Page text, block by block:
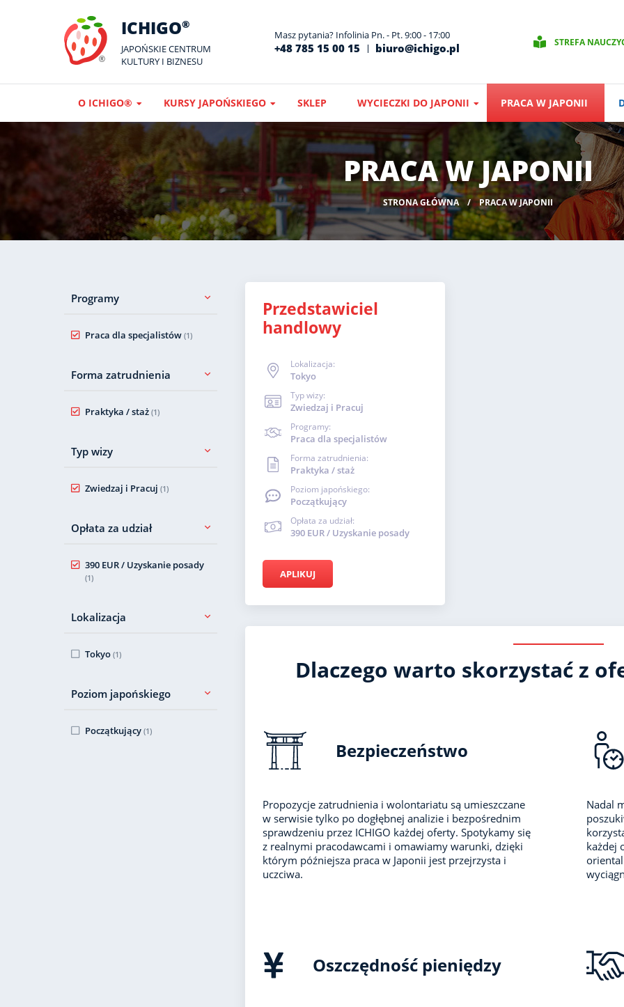
ICHIGO®
JAPOŃSKIE CENTRUM
KULTURY I BIZNESU
Masz pytania? Infolinia Pn. - Pt. 9:00 - 17:00
+48 785 15 00 15 biuro@ichigo.pl STREFA
O ICHIGO® KURSY JAPOŃSKIEGO SKLEP WYCIECZKI DO JAPONII PRACA W JAPONII
PRACA W JAPONII
STRONA GŁÓWNA PRACA W JAPONII
Programy
Praca dla specjalistów (1)
Forma zatrudnienia
Praktyka / staż (1)
Typ wizy
Zwiedzaj i Pracuj (1)
Opłata za udział
390 EUR / Uzyskanie posady
(1)
Lokalizacja
Tokyo (1)
Poziom japońskiego
Początkujący (1)
Przedstawiciel
handlowy
Lokalizacja:
Tokyo
Typ wizy:
Zwiedzaj i Pracuj
Programy:
Praca dla specjalistów
Forma zatrudnienia:
Praktyka / staż
Poziom japońskiego:
Początkujący
Opłata za udział:
390 EUR / Uzyskanie posady
APLIKUJ
Dlaczego warto skorzystać z
Bezpieczeństwo
Propozycje zatrudnienia i wolontariatu są umieszczane
w serwisie tylko po dogłębnej analizie i bezpośrednim
sprawdzeniu przez ICHIGO każdej oferty. Spotykamy się
z realnymi pracodawcami i omawiamy warunki, dzięki
którym późniejsza praca w Japonii jest przejrzysta i
uczciwa.
Nadal
każdej
Oszczędność pieniędzy